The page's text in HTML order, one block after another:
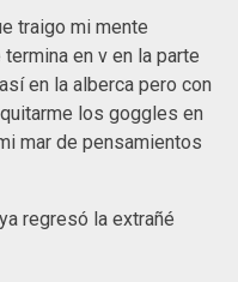
traigo mi mente
en v en la parte
en la alberca pero con
los goggles en
mar de pensamientos
regresó la extrañé